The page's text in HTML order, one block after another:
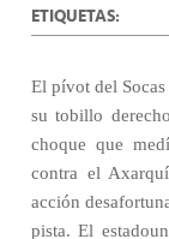
ETIQUETAS:
El pívot del
su tobillo
choque que
contra el
acción
pista. El